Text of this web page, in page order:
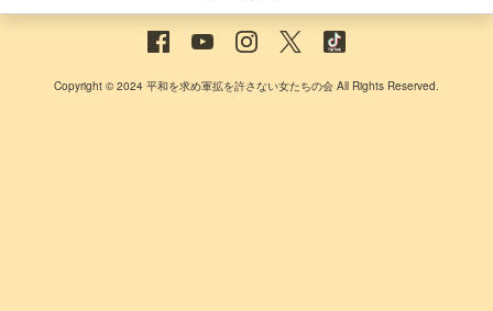
Copyright © 2024 平和を求め軍拡を許さない女たちの会 All Rights Reserved.